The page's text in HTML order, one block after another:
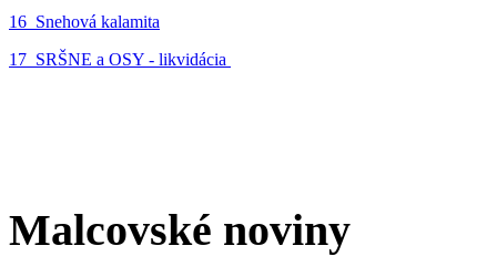
16_Snehová kalamita
17_SRŠNE a OSY - likvidácia
Malcovské noviny